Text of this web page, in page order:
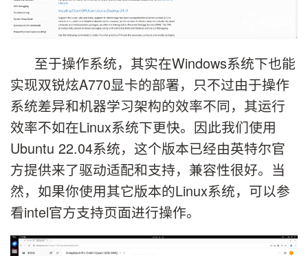
至于操作系统，其实在Windows系统下也能
实现双锐炫A770显卡的部署，只不过由于操作
系统差异和机器学习架构的效率不同，其运行
效率不如在Linux系统下更快。因此我们使用
Ubuntu 22.04系统，这个版本已经由英特尔官
方提供来了驱动适配和支持，兼容性很好。当
然，如果你使用其它版本的Linux系统，可以参
看intel官方支持页面进行操作。